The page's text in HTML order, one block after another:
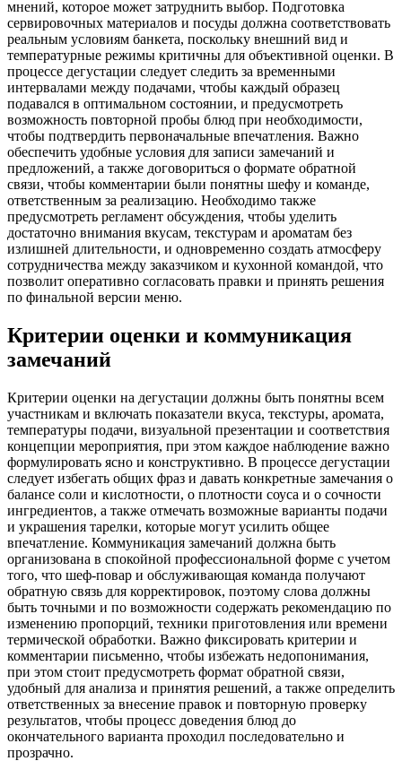
мнений, которое может затруднить выбор. Подготовка
сервировочных материалов и посуды должна соответствовать
реальным условиям банкета, поскольку внешний вид и
температурные режимы критичны для объективной оценки. В
процессе дегустации следует следить за временными
интервалами между подачами, чтобы каждый образец
подавался в оптимальном состоянии, и предусмотреть
возможность повторной пробы блюд при необходимости,
чтобы подтвердить первоначальные впечатления. Важно
обеспечить удобные условия для записи замечаний и
предложений, а также договориться о формате обратной
связи, чтобы комментарии были понятны шефу и команде,
ответственным за реализацию. Необходимо также
предусмотреть регламент обсуждения, чтобы уделить
достаточно внимания вкусам, текстурам и ароматам без
излишней длительности, и одновременно создать атмосферу
сотрудничества между заказчиком и кухонной командой, что
позволит оперативно согласовать правки и принять решения
по финальной версии меню.
Критерии оценки и коммуникация
замечаний
Критерии оценки на дегустации должны быть понятны всем
участникам и включать показатели вкуса, текстуры, аромата,
температуры подачи, визуальной презентации и соответствия
концепции мероприятия, при этом каждое наблюдение важно
формулировать ясно и конструктивно. В процессе дегустации
следует избегать общих фраз и давать конкретные замечания о
балансе соли и кислотности, о плотности соуса и о сочности
ингредиентов, а также отмечать возможные варианты подачи
и украшения тарелки, которые могут усилить общее
впечатление. Коммуникация замечаний должна быть
организована в спокойной профессиональной форме с учетом
того, что шеф-повар и обслуживающая команда получают
обратную связь для корректировок, поэтому слова должны
быть точными и по возможности содержать рекомендацию по
изменению пропорций, техники приготовления или времени
термической обработки. Важно фиксировать критерии и
комментарии письменно, чтобы избежать недопонимания,
при этом стоит предусмотреть формат обратной связи,
удобный для анализа и принятия решений, а также определить
ответственных за внесение правок и повторную проверку
результатов, чтобы процесс доведения блюд до
окончательного варианта проходил последовательно и
прозрачно.